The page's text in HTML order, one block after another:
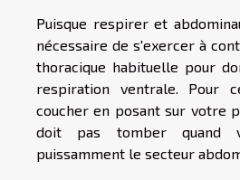
Puisque respirer et
nécessaire de s'exercer à
thoracique habituelle pour
respiration ventrale. Pour
coucher en posant sur votre
doit pas tomber quand
puissamment le secteur